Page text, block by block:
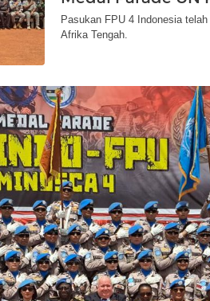
Pasukan FPU 4 Indonesia
Afrika Tengah.